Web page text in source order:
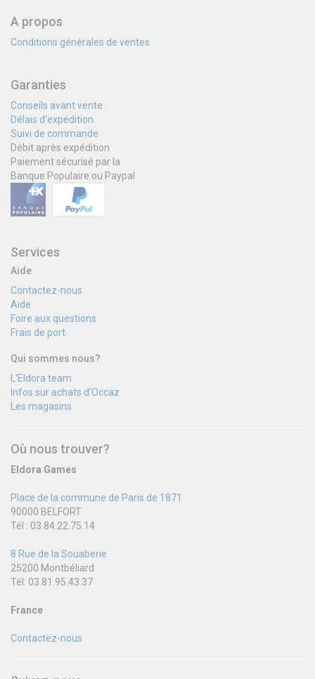
A propos
Conditions générales de ventes
Garanties
Conseils avant vente
Délais d'expédition
Suivi de commande
Débit après expédition
Paiement sécurisé par la
Banque Populaire ou Paypal
Services
Aide
Contactez-nous
Aide
Foire aux questions
Frais de port
Qui sommes nous?
L'Eldora team
Infos sur achats d'Occaz
Les magasins
Où nous trouver?
Eldora Games
Place de la commune de Paris de 1871
90000 BELFORT
Tél : 03.84.22.75.14
8 Rue de la Souaberie
25200 Montbéliard
Tél: 03.81.95.43.37
France
Contactez-nous